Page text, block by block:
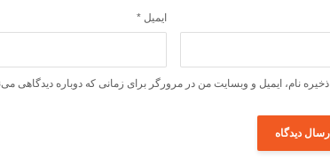
ایمیل *
ذخیره نام، ایمیل و وبسایت من در مرورگر برای زمانی که دوباره دیدگاهی